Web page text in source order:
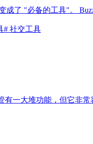
成了 "必备的工具"。
# 社交工具
有一大堆功能，但它非